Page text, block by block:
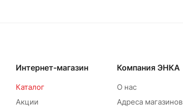
Интернет-магазин
Каталог
Акции
Компания ЭНКА
О нас
Адреса магазинов